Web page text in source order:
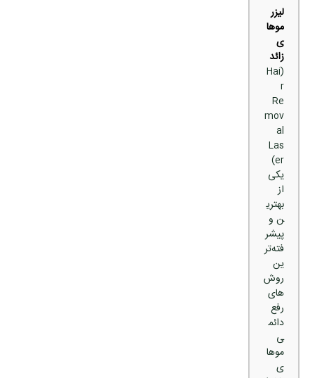
لیزر
موها
ی
زائد
(Hai
r
Re
mov
al
Las
er)
یکی
از
بهتری
ن و
پیشر
فته‌تر
ین
روش‌
های
رفع
دائم
ی
موها
ی